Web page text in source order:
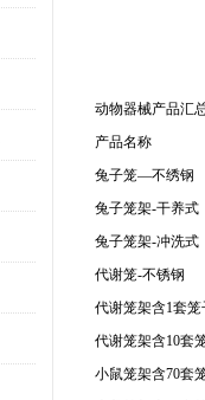
动物器械产品汇
产品名称
兔子笼—不绣钢
兔子笼架-干养式
兔子笼架-冲洗式
代谢笼-不锈钢
代谢笼架含1套笼
代谢笼架含10套
小鼠笼架含70套